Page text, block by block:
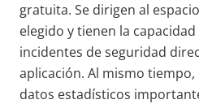
gratuita. Se dirigen al
elegido y tienen la
incidentes de seguridad
aplicación. Al mismo
datos estadísticos